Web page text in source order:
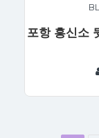
포항 흥신소